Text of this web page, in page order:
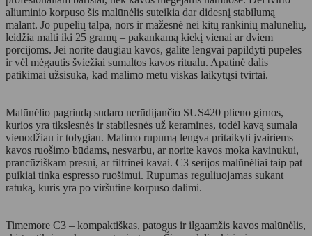
aliuminio korpuso šis malūnėlis suteikia dar didesnį stabilumą
malant. Jo pupelių talpa, nors ir mažesnė nei kitų rankinių malūnėlių,
leidžia malti iki 25 gramų – pakankamą kiekį vienai ar dviem
porcijoms. Jei norite daugiau kavos, galite lengvai papildyti pupeles
ir vėl mėgautis šviežiai sumaltos kavos ritualu. Apatinė dalis
patikimai užsisuka, kad malimo metu viskas laikytųsi tvirtai.
Malūnėlio pagrindą sudaro nerūdijančio SUS420 plieno girnos,
kurios yra tikslesnės ir stabilesnės už keramines, todėl kavą sumala
vienodžiau ir tolygiau. Malimo rupumą lengva pritaikyti įvairiems
kavos ruošimo būdams, nesvarbu, ar norite kavos moka kavinukui,
prancūziškam presui, ar filtrinei kavai. C3 serijos malūnėliai taip pat
puikiai tinka espresso ruošimui. Rupumas reguliuojamas sukant
ratuką, kuris yra po viršutine korpuso dalimi.
Timemore C3 – kompaktiškas, patogus ir ilgaamžis kavos malūnėlis,